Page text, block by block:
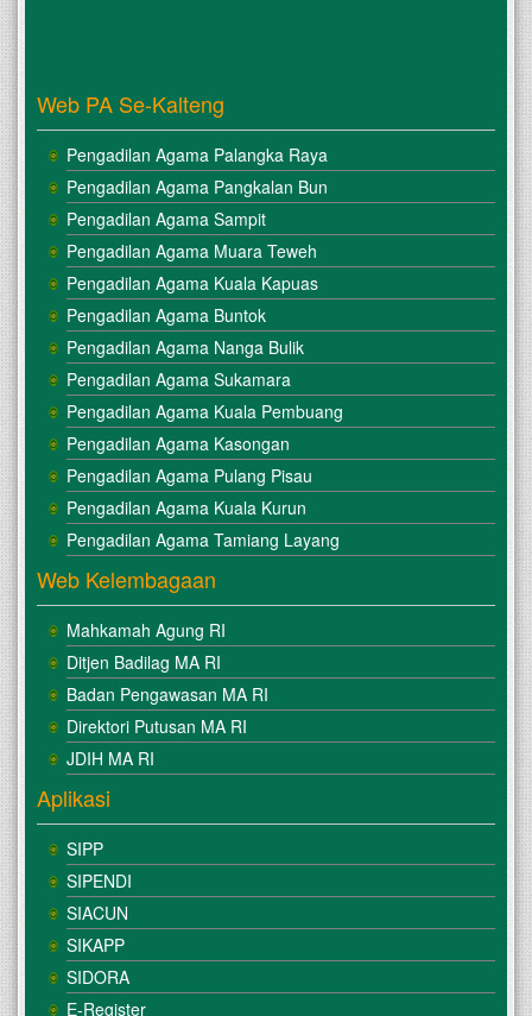
Web PA Se-Kalteng
Pengadilan Agama Palangka Raya
Pengadilan Agama Pangkalan Bun
Pengadilan Agama Sampit
Pengadilan Agama Muara Teweh
Pengadilan Agama Kuala Kapuas
Pengadilan Agama Buntok
Pengadilan Agama Nanga Bulik
Pengadilan Agama Sukamara
Pengadilan Agama Kuala Pembuang
Pengadilan Agama Kasongan
Pengadilan Agama Pulang Pisau
Pengadilan Agama Kuala Kurun
Pengadilan Agama Tamiang Layang
Web Kelembagaan
Mahkamah Agung RI
Ditjen Badilag MA RI
Badan Pengawasan MA RI
Direktori Putusan MA RI
JDIH MA RI
Aplikasi
SIPP
SIPENDI
SIACUN
SIKAPP
SIDORA
E-Register